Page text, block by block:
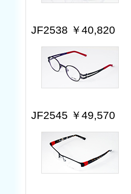
JF2538 ￥40,820
JF2545 ￥49,570